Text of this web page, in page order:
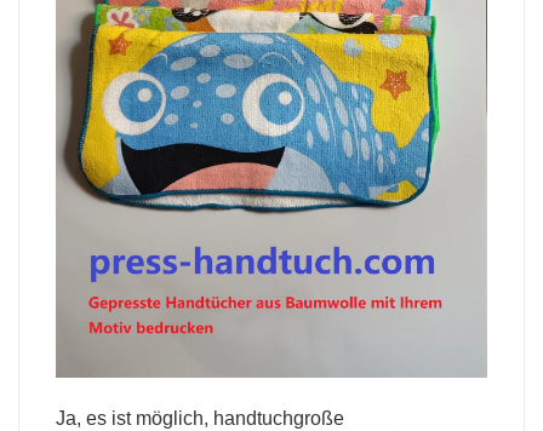
Ja, es ist möglich, handtuchgroße